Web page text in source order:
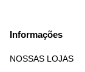
Informações
NOSSAS LOJAS